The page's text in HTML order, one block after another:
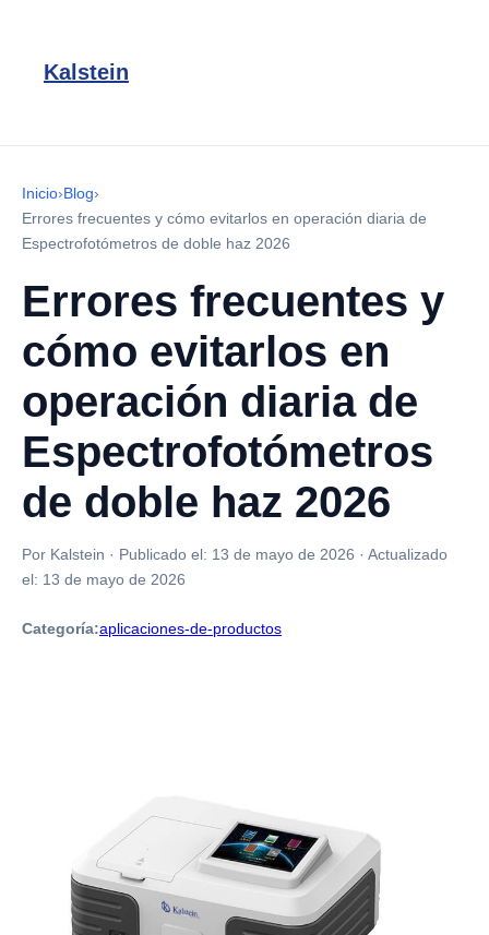
Kalstein
Inicio›Blog›
Errores frecuentes y cómo evitarlos en operación diaria de
Espectrofotómetros de doble haz 2026
Errores frecuentes y
cómo evitarlos en
operación diaria de
Espectrofotómetros
de doble haz 2026
Por Kalstein · Publicado el: 13 de mayo de 2026 · Actualizado
el: 13 de mayo de 2026
Categoría:aplicaciones-de-productos